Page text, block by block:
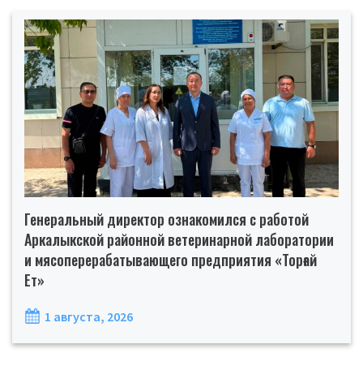
Генеральный директор ознакомился с работой
Аркалыкской районной ветеринарной лаборатории
и мясоперерабатывающего предприятия «Торғай
Ет»
1 августа, 2026